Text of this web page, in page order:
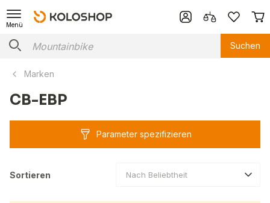
Menü
Suchen
Marken
CB-EBP
Parameter spezifizieren
Sortieren Nach Beliebtheit